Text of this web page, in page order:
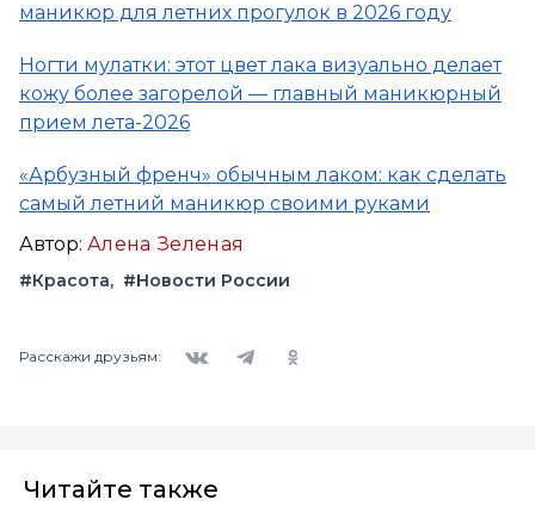
маникюр для летних прогулок в 2026 году
Ногти мулатки: этот цвет лака визуально делает
кожу более загорелой — главный маникюрный
прием лета-2026
«Арбузный френч» обычным лаком: как сделать
самый летний маникюр своими руками
Автор: Алена Зеленая
#Красота #Новости России
Расскажи друзьям:
Читайте также